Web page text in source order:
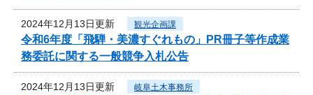
2024年12月13日更新 観光企画課
令和6年度「飛騨・美濃すぐれもの」PR冊子等作成業
務委託に関する一般競争入札公告
2024年12月13日更新 岐阜土木事務所